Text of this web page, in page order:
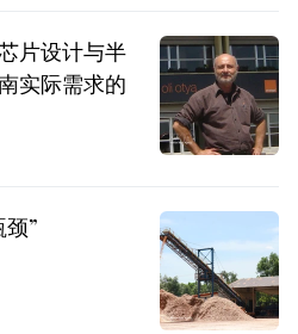
片设计与半
实际需求的
”